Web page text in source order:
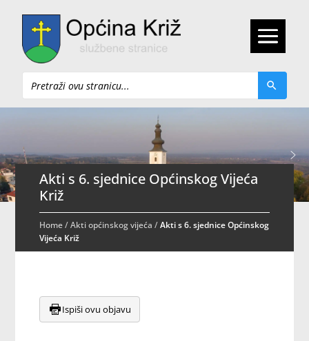
Pretraži
Akti s 6. sjednice Općinskog Vijeća
Križ
Home/Akti općinskog vijeća /Akti s 6. sjednice Općinskog
Vijeća Križ
Ispiši ovu objavu